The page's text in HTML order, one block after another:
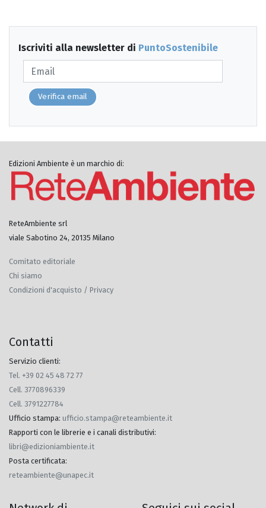
Iscriviti alla newsletter di PuntoSostenibile
Verifica email
Edizioni Ambiente è un marchio di:
ReteAmbiente srl
viale Sabotino 24, 20135 Milano
Comitato editoriale
Chi siamo
Condizioni d'acquisto / Privacy
Contatti
Servizio clienti:
Tel. +39 02 45 48 72 77
Cell. 3770896339
Cell. 3791227784
Ufficio stampa: ufficio.stampa@reteambiente.it
Rapporti con le librerie e i canali distributivi:
libri@edizioniambiente.it
Posta certificata:
reteambiente@unapec.it